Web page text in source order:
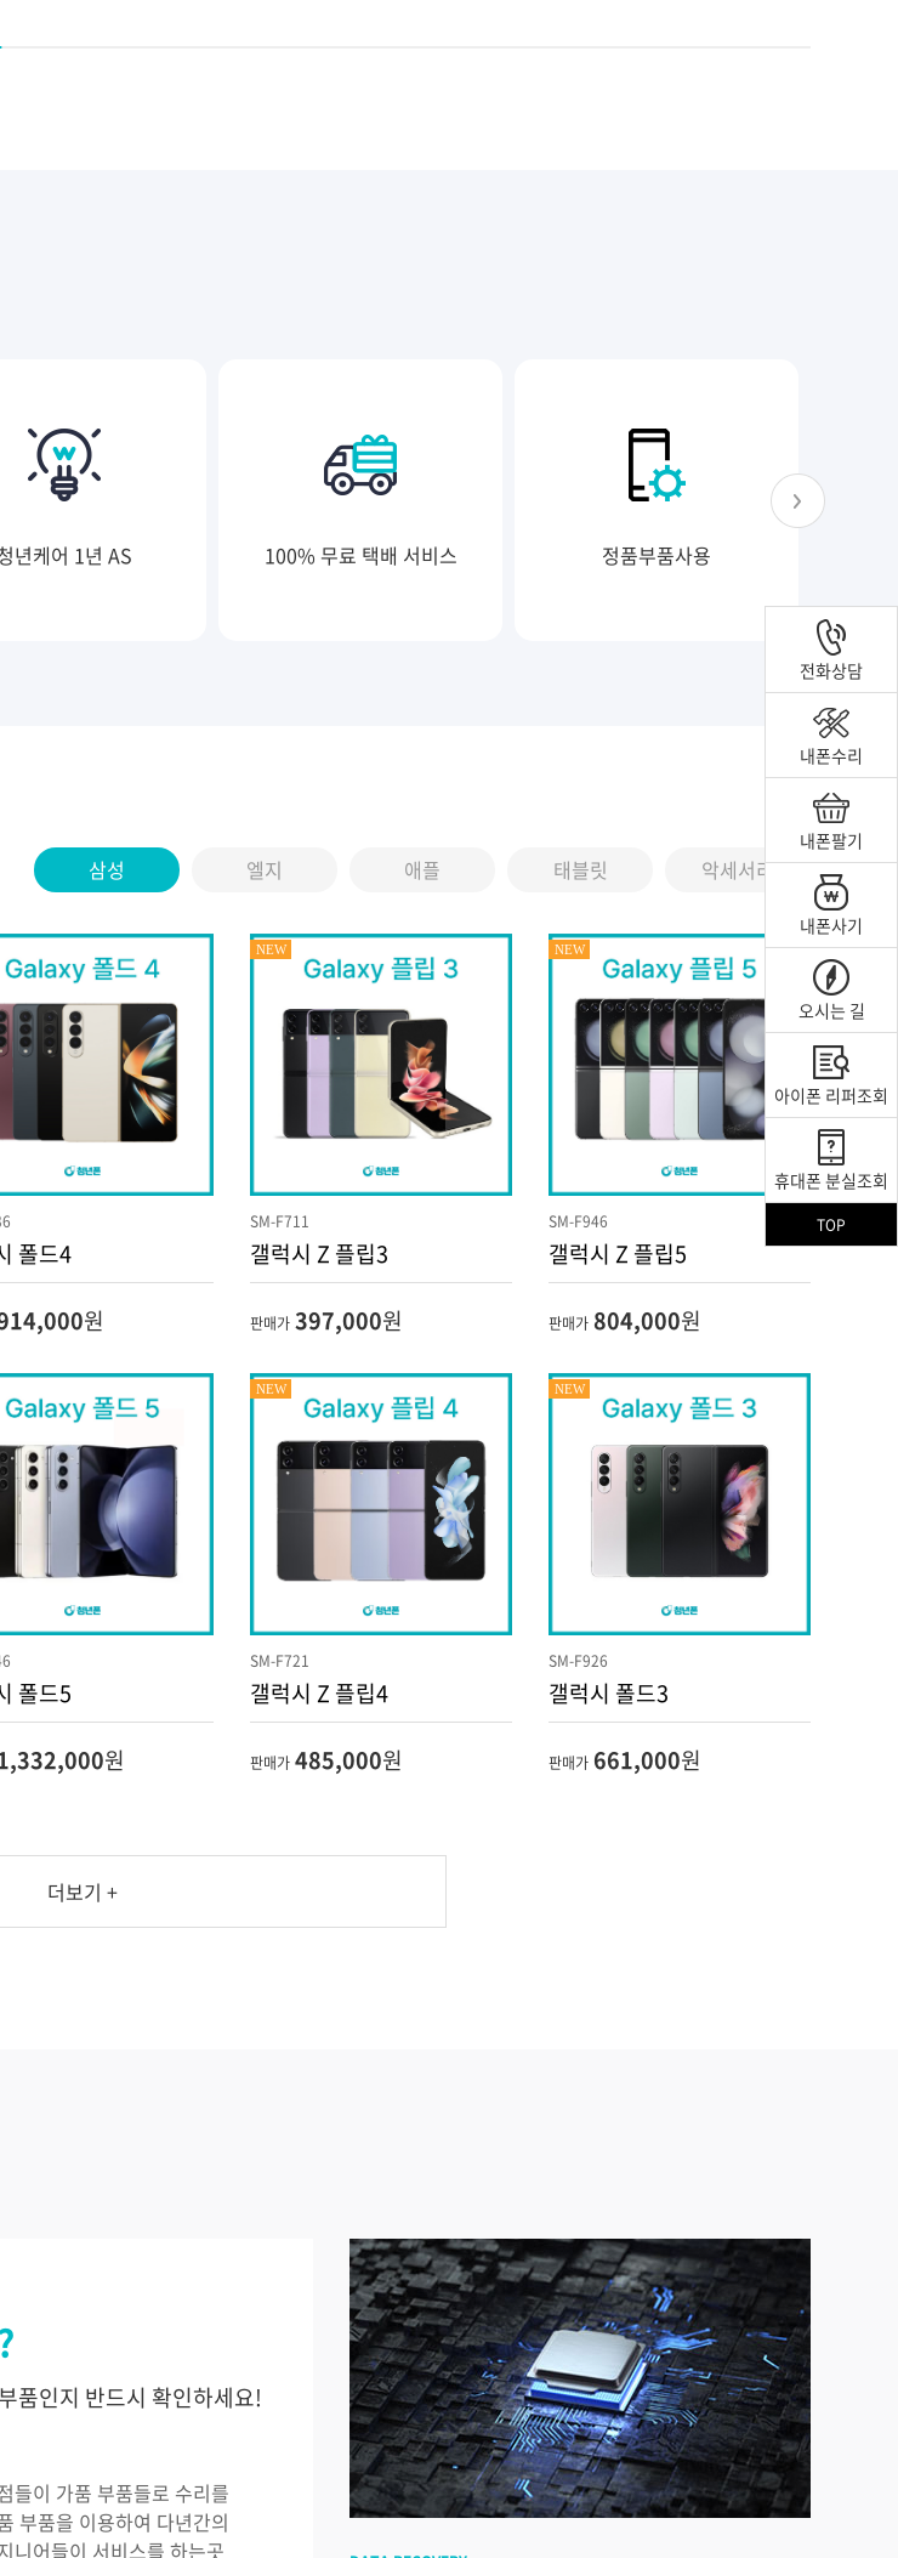
년케어 1년 AS 100% 무료 택배 서비스 정품부품사용
삼성 엘지 애플 태블릿 악세서리
폴드4
원
NEW
SM-F711
갤럭시 Z 플립3
판매가 397,000원
NEW
SM-F946
갤럭시 Z 플립5
판매가 804,000원
폴드5
원
NEW
SM-F721
갤럭시 Z 플립4
판매가 485,000원
NEW
SM-F926
갤럭시 폴드3
판매가 661,000원
더보기 +
품인지 반드시 확인하세요!
들이 가품 부품들로 수리를
부품을 이용하여 다년간의
니어들이 서비스를 하는곳
전화상담
내폰수리
내폰팔기
내폰사기
오시는 길
아이폰 리퍼조회
휴대폰 분실조회
TOP